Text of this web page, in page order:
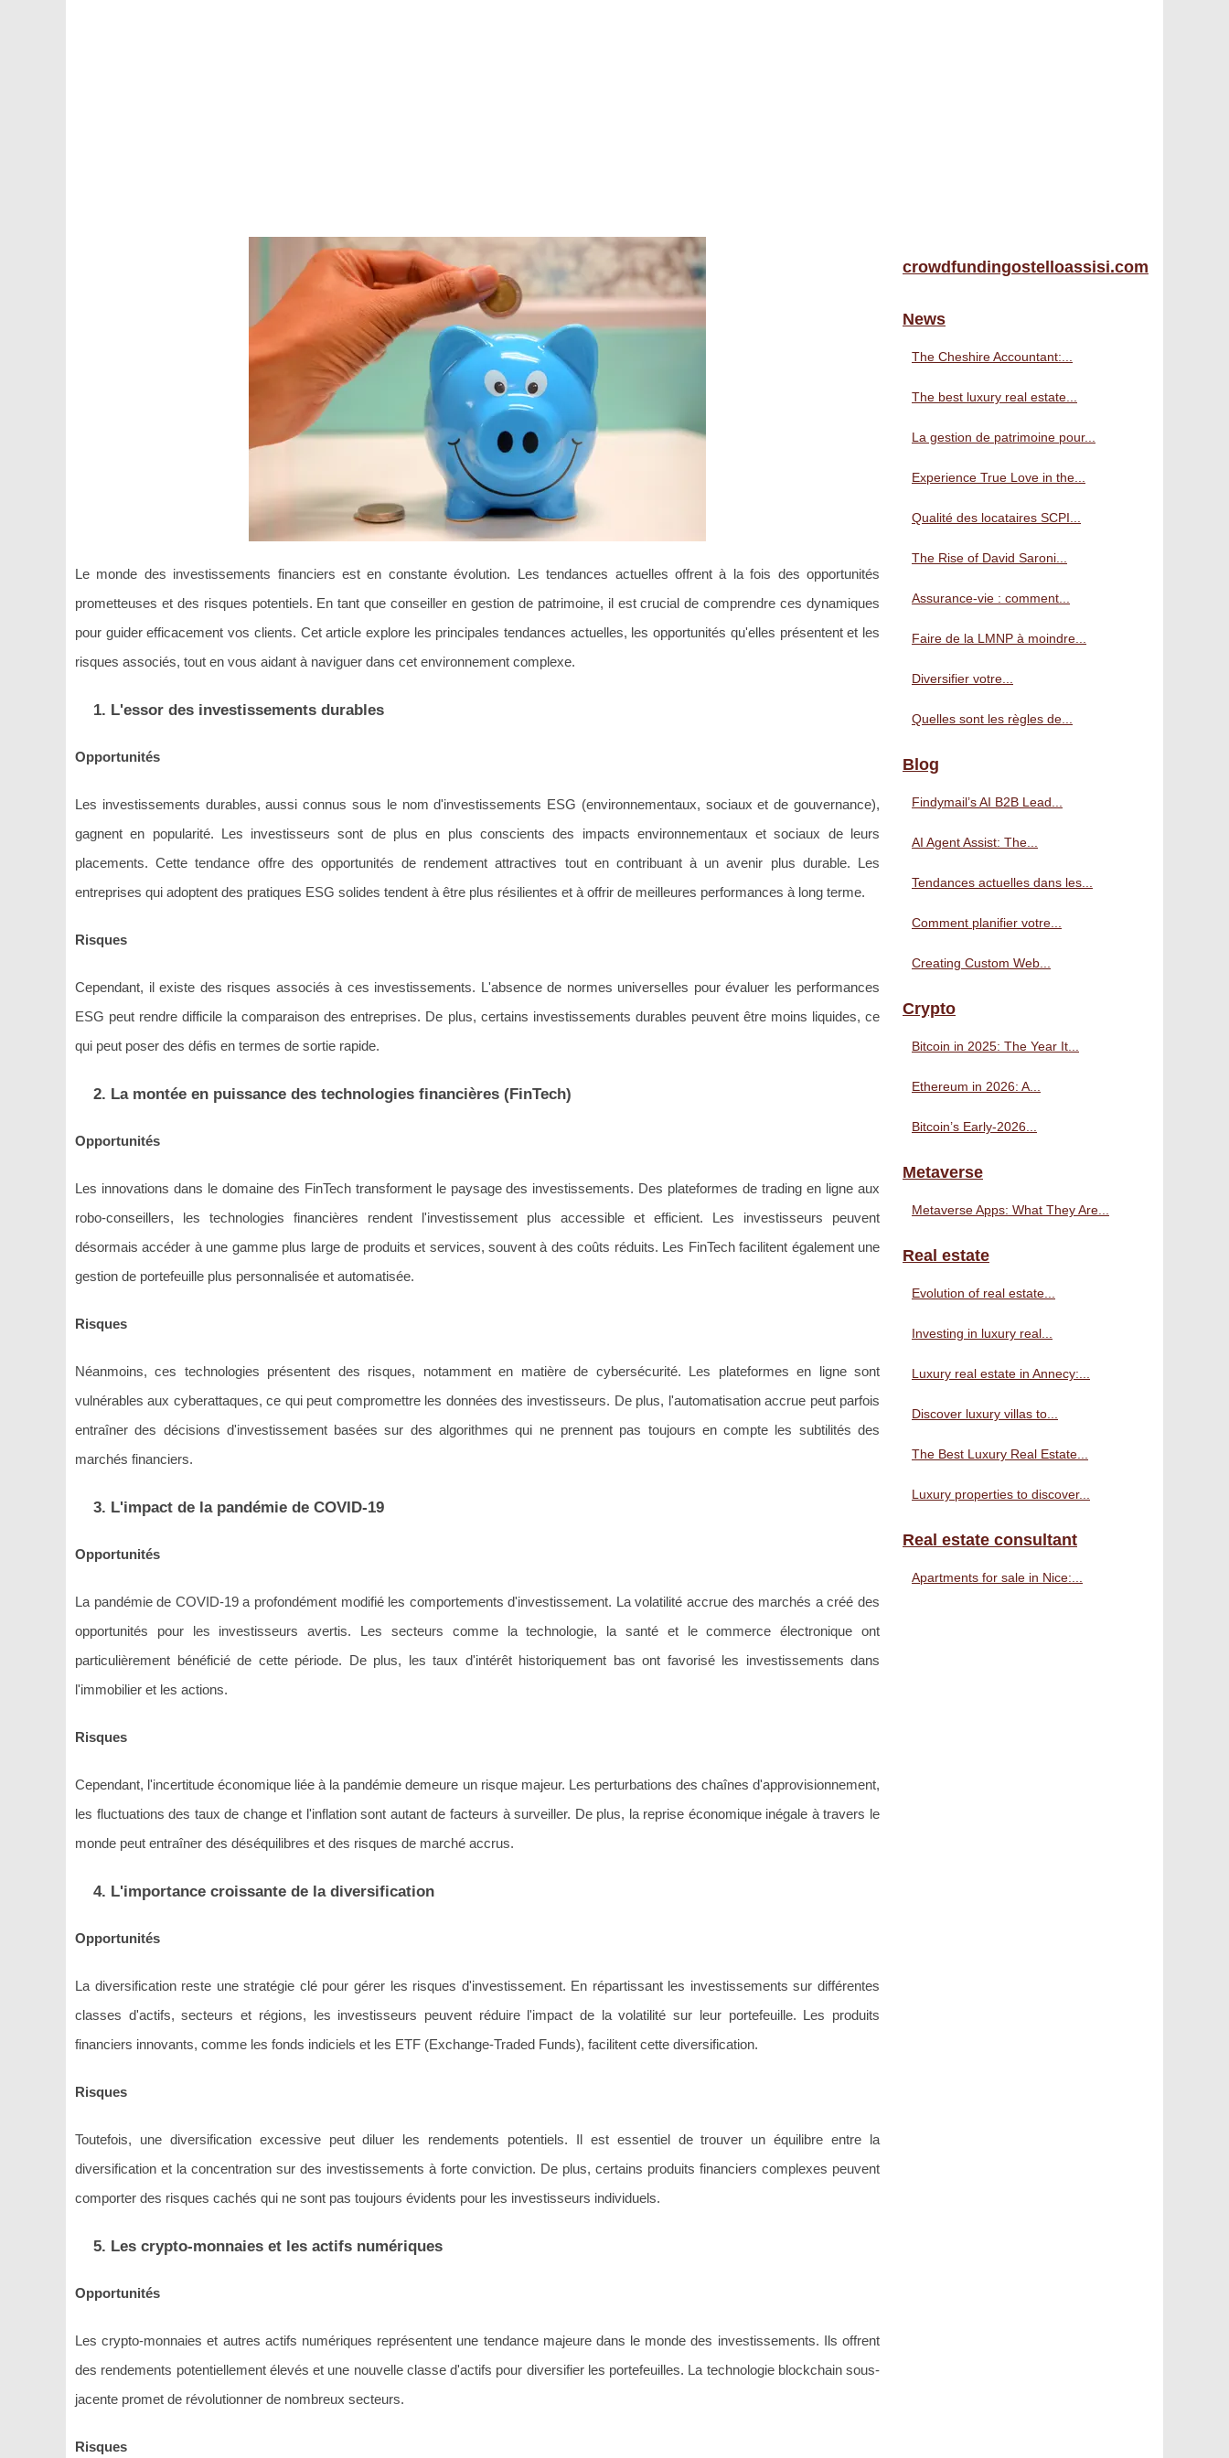
Le monde des investissements financiers est en constante évolution. Les tendances actuelles offrent à la fois des opportunités
prometteuses et des risques potentiels. En tant que conseiller en gestion de patrimoine, il est crucial de comprendre ces dynamiques
pour guider efficacement vos clients. Cet article explore les principales tendances actuelles, les opportunités qu'elles présentent et les
risques associés, tout en vous aidant à naviguer dans cet environnement complexe.
1. L'essor des investissements durables
Opportunités
Les investissements durables, aussi connus sous le nom d'investissements ESG (environnementaux, sociaux et de gouvernance),
gagnent en popularité. Les investisseurs sont de plus en plus conscients des impacts environnementaux et sociaux de leurs
placements. Cette tendance offre des opportunités de rendement attractives tout en contribuant à un avenir plus durable. Les
entreprises qui adoptent des pratiques ESG solides tendent à être plus résilientes et à offrir de meilleures performances à long terme.
Risques
Cependant, il existe des risques associés à ces investissements. L'absence de normes universelles pour évaluer les performances
ESG peut rendre difficile la comparaison des entreprises. De plus, certains investissements durables peuvent être moins liquides, ce
qui peut poser des défis en termes de sortie rapide.
2. La montée en puissance des technologies financières (FinTech)
Opportunités
Les innovations dans le domaine des FinTech transforment le paysage des investissements. Des plateformes de trading en ligne aux
robo-conseillers, les technologies financières rendent l'investissement plus accessible et efficient. Les investisseurs peuvent
désormais accéder à une gamme plus large de produits et services, souvent à des coûts réduits. Les FinTech facilitent également une
gestion de portefeuille plus personnalisée et automatisée.
Risques
Néanmoins, ces technologies présentent des risques, notamment en matière de cybersécurité. Les plateformes en ligne sont
vulnérables aux cyberattaques, ce qui peut compromettre les données des investisseurs. De plus, l'automatisation accrue peut parfois
entraîner des décisions d'investissement basées sur des algorithmes qui ne prennent pas toujours en compte les subtilités des
marchés financiers.
3. L'impact de la pandémie de COVID-19
Opportunités
La pandémie de COVID-19 a profondément modifié les comportements d'investissement. La volatilité accrue des marchés a créé des
opportunités pour les investisseurs avertis. Les secteurs comme la technologie, la santé et le commerce électronique ont
particulièrement bénéficié de cette période. De plus, les taux d'intérêt historiquement bas ont favorisé les investissements dans
l'immobilier et les actions.
Risques
Cependant, l'incertitude économique liée à la pandémie demeure un risque majeur. Les perturbations des chaînes d'approvisionnement,
les fluctuations des taux de change et l'inflation sont autant de facteurs à surveiller. De plus, la reprise économique inégale à travers le
monde peut entraîner des déséquilibres et des risques de marché accrus.
4. L'importance croissante de la diversification
Opportunités
La diversification reste une stratégie clé pour gérer les risques d'investissement. En répartissant les investissements sur différentes
classes d'actifs, secteurs et régions, les investisseurs peuvent réduire l'impact de la volatilité sur leur portefeuille. Les produits
financiers innovants, comme les fonds indiciels et les ETF (Exchange-Traded Funds), facilitent cette diversification.
Risques
Toutefois, une diversification excessive peut diluer les rendements potentiels. Il est essentiel de trouver un équilibre entre la
diversification et la concentration sur des investissements à forte conviction. De plus, certains produits financiers complexes peuvent
comporter des risques cachés qui ne sont pas toujours évidents pour les investisseurs individuels.
5. Les crypto-monnaies et les actifs numériques
Opportunités
Les crypto-monnaies et autres actifs numériques représentent une tendance majeure dans le monde des investissements. Ils offrent
des rendements potentiellement élevés et une nouvelle classe d'actifs pour diversifier les portefeuilles. La technologie blockchain sous-
jacente promet de révolutionner de nombreux secteurs.
Risques
crowdfundingostelloassisi.com
News
The Cheshire Accountant:...
The best luxury real estate...
La gestion de patrimoine pour...
Experience True Love in the...
Qualité des locataires SCPI...
The Rise of David Saroni...
Assurance-vie : comment...
Faire de la LMNP à moindre...
Diversifier votre...
Quelles sont les règles de...
Blog
Findymail’s AI B2B Lead...
AI Agent Assist: The...
Tendances actuelles dans les...
Comment planifier votre...
Creating Custom Web...
Crypto
Bitcoin in 2025: The Year It...
Ethereum in 2026: A...
Bitcoin’s Early-2026...
Metaverse
Metaverse Apps: What They Are...
Real estate
Evolution of real estate...
Investing in luxury real...
Luxury real estate in Annecy:...
Discover luxury villas to...
The Best Luxury Real Estate...
Luxury properties to discover...
Real estate consultant
Apartments for sale in Nice:...